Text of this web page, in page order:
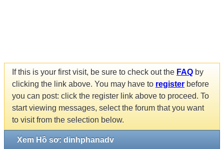
If this is your first visit, be sure to check out the FAQ by
clicking the link above. You may have to register before
you can post: click the register link above to proceed. To
start viewing messages, select the forum that you want
to visit from the selection below.
Xem Hồ sơ: dinhphanadv